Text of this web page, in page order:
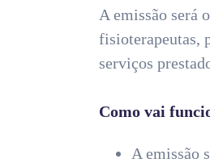
A emissão será
fisioterapeutas,
serviços
Como vai
A emissão